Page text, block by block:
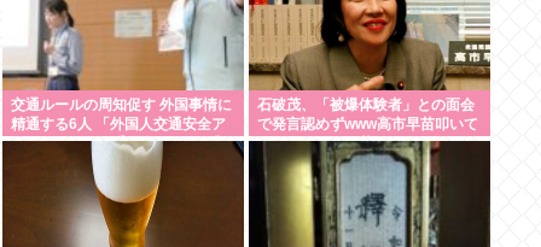
交通ルールの周知促す 外国事情に
精通する6人 「外国人交通安全ア
ドバイザー」に委嘱 埼玉県警 「1
件でも悲惨な事故を減らす」
石破茂、「被爆体験者」との面会
で発言認めずwww高市早苗叩いて
たケンモメンは革肉なもんだねえ